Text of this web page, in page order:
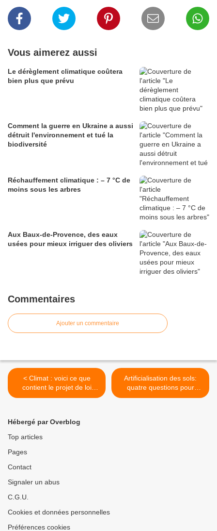
Vous aimerez aussi
Le dérèglement climatique coûtera
bien plus que prévu
Comment la guerre en Ukraine a aussi
détruit l'environnement et tué la
biodiversité
Réchauffement climatique : – 7 °C de
moins sous les arbres
Aux Baux-de-Provence, des eaux
usées pour mieux irriguer des oliviers
Commentaires
Ajouter un commentaire
< Climat : voici ce que
contient le projet de loi
"Climat et résilience"
Artificialisation des sols:
quatre questions pour
comprendre ce phénomène
Hébergé par Overblog
Top articles
Pages
Contact
Signaler un abus
C.G.U.
Cookies et données personnelles
Préférences cookies